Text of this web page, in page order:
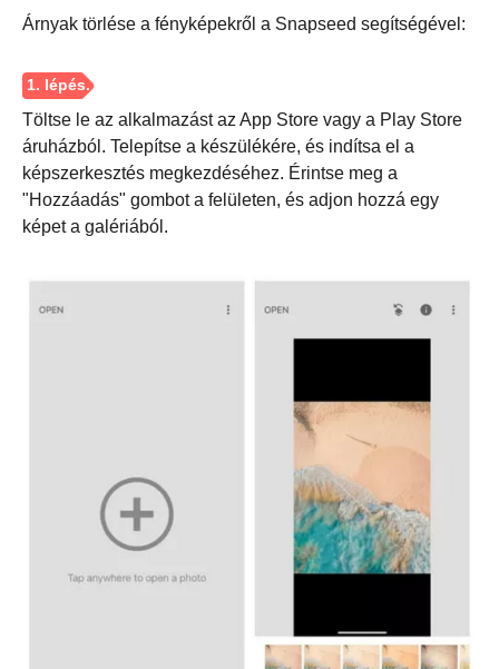
3. lépés
Árnyak törlése a fényképekről a Snapseed segítségével:
Töltse le az alkalmazást az App Store vagy a Play Store
áruházból. Telepítse a készülékére, és indítsa el a
képszerkesztés megkezdéséhez. Érintse meg a
"Hozzáadás" gombot a felületen, és adjon hozzá egy
képet a galériából.